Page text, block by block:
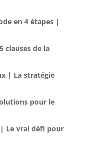
en 4 étapes |
clauses de la
| La stratégie
pour le
Le vrai défi pour